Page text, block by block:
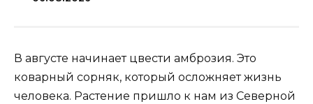
В августе начинает цвести амброзия. Это
коварный сорняк, который осложняет жизнь
человека. Растение пришло к нам из Северной